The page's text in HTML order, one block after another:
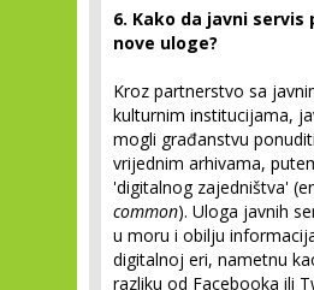
6. Kako da javni servis
nove uloge?
Kroz partnerstvo sa
kulturnim institucijama,
mogli građanstvu
vrijednim arhivama,
'digitalnog zajedništva'
common). Uloga javnih
u moru i obilju
digitalnoj eri, nametnu
razliku od Facebooka ili